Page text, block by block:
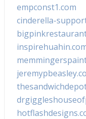
empconst1.com
cinderella-